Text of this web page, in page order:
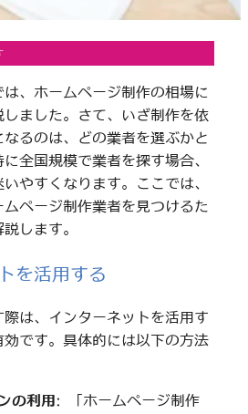
、ホームページ制作の相場に
しました。さて、いざ制作を依
るのは、どの業者を選ぶかと
全国規模で業者を探す場合、
やすくなります。ここでは、
ページ制作業者を見つけるた
します。
を活用する
は、インターネットを活用す
効です。具体的には以下の方法
の利用 : 「ホームページ制作